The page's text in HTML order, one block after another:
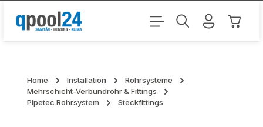
Zum Hauptinhalt springen
Home Installation
Rohrsysteme
Mehrschicht-Verbundrohr & Fittings
Pipetec Rohrsystem
Steckfittings